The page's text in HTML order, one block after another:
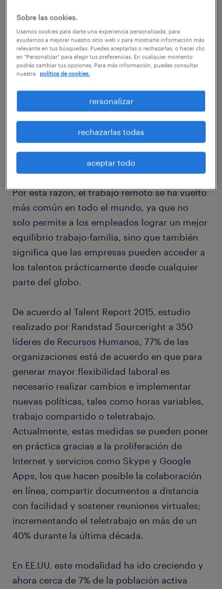
No es novedad que gracias al desarrollo de la
tecnología, la masificación de los
smartphones y la gran penetración que ha
tenido Internet en la última década, hoy es
mayoría de las personas no concibe una vida
nuevas generaciones.
Por esta razón, el trabajo remoto se ha vuelto
más común en todo el mundo, ya que no
solo permite a los empleados lograr un mejor
equilibrio trabajo-familia, sino que también
significa que las empresas pueden acceder a
los talentos prácticamente desde cualquier
parte del globo.
De acuerdo al Talent Report 2015, estudio
realizado por Randstad Sourceright a 350
líderes de Recursos Humanos, 77% de las
organizaciones está de acuerdo en que para
generar mayor flexibilidad laboral es
necesario realizar cambios e implementar
nuevas políticas, tales como horas variables,
trabajo compartido o teletrabajo.
Actualmente, estas medidas se pueden poner
en práctica gracias a la proliferación de
Internet y servicios como Skype y Google
Apps, los que hacen posible la colaboración
en línea, compartir documentos a distancia
con facilidad y sostener reuniones virtuales;
incrementando el teletrabajo en más de un
40% durante la última década.
En EE.UU. este modalidad ha ido creciendo y
ahora cerca de 7% de la población activa
Sobre las cookies.
Usamos cookies para darte una experiencia personalizada, para
ayudarnos a mejorar nuestro sitio web y para mostrarte información más
relevante en tus búsquedas. Puedes aceptarlas o rechazarlas, o hacer clic
en "Personalizar" para elegir tus preferencias. En cualquier momento
podrás cambiar tus opciones. Para más información, puedes consultar
nuestra
política de cookies.
rersonalizar
rechazarlas todas
aceptar todo